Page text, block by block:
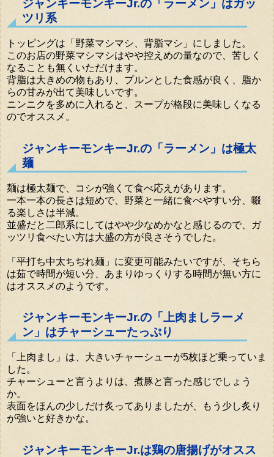
ジャンキーモンキーJr.の「ラーメン」はガッ
ツリ系
トッピングは「野菜マシマシ、背脂マシ」にしました。
このお店の野菜マシマシはやや控えめの量なので、苦しく
なることも無くいただけます。
背脂は大きめの物もあり、プルンとした食感が良く、脂か
らの甘みが出て美味しいです。
ニンニクを多めに入れると、スープが格段に美味しくなる
のでオススメ。
ジャンキーモンキーJr.の「ラーメン」は極太
麺
麺は極太麺で、コシが強くて食べ応えがあります。
一本一本の長さは短めで、野菜と一緒に食べやすい分、啜
る楽しさは半減。
並盛だと二郎系にしてはやや少なめかなと感じるので、ガ
ッツリ食べたい方は大盛の方が良さそうでした。
「平打ち中太ちぢれ麺」に変更可能みたいですが、そちら
は茹で時間が短い分、あまりゆっくりする時間が無い方に
はオススメのようです。
ジャンキーモンキーJr.の「上肉ましラーメ
ン」はチャーシューたっぷり
「上肉まし」は、大きいチャーシューが5枚ほど乗っていま
した。
チャーシューと言うよりは、煮豚と言った感じでしょう
か。
表面をほんの少しだけ炙ってありましたが、もう少し炙り
が強いと好きかな。
ジャンキーモンキーJr.は鶏の唐揚げがオスス